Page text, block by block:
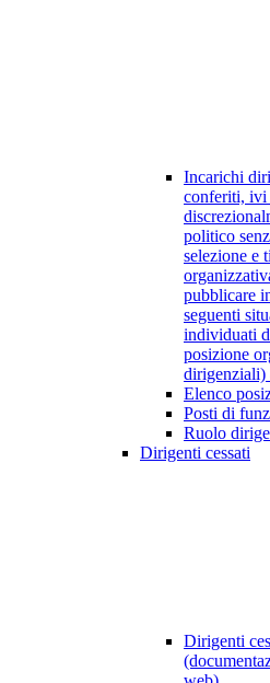
Incarichi
conferiti, ivi
politico
selezione e
pubblicare
seguenti
individuati
posizione
dirigenziali)
Elenco
Posti di
Ruolo
Dirigenti cessati
Dirigenti